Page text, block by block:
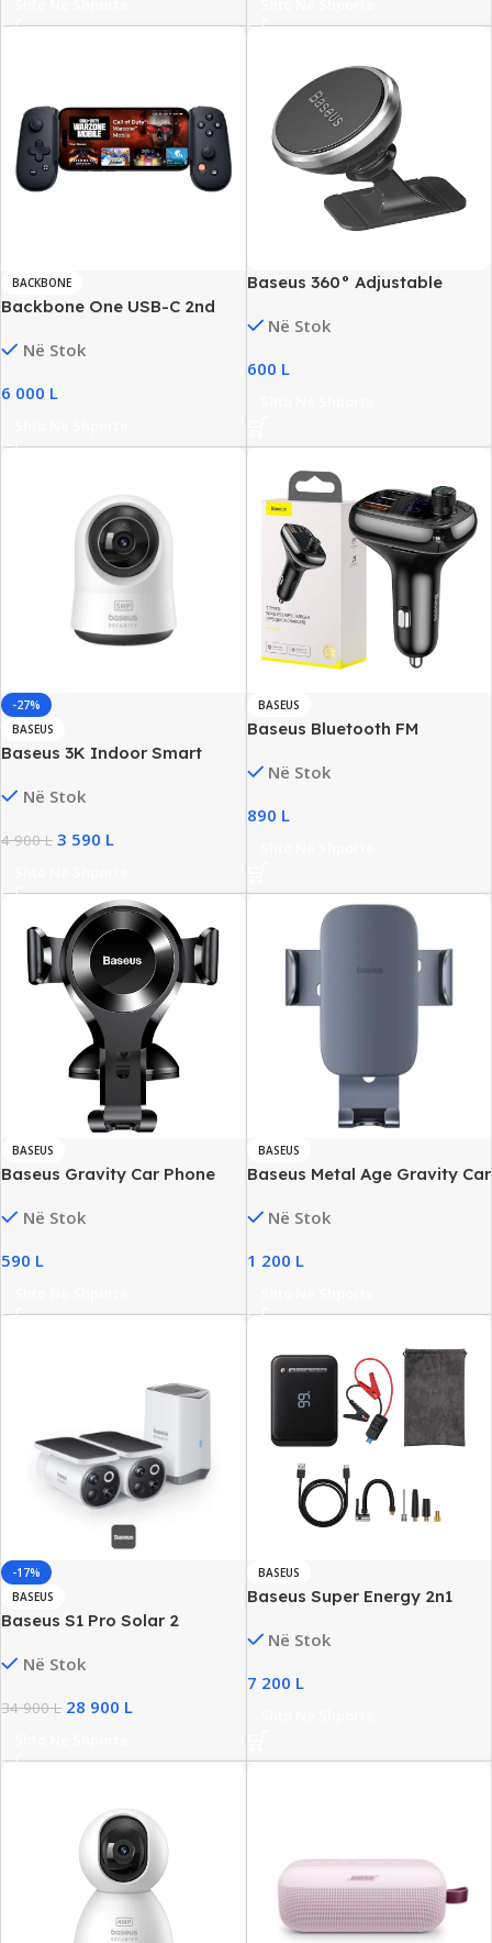
BACKBONE
Backbone One USB-C 2nd
Controller, New
Në Stok
6 000 L
Baseus 360° Adjustable
Në Stok
600 L
-27%
BASEUS
Baseus 3K Indoor Smart
Rotation, New
Në Stok
4 900L 3 590 L
BASEUS
Baseus Bluetooth FM
Charging
Në Stok
890 L
BASEUS
Baseus Gravity Car Phone
MountNë Stok
590 L
BASEUS
Baseus Metal Age Gravity Car
Në Stok
1 200 L
-17%
BASEUS
Baseus S1 Pro Solar 2
Kit, Solar Panel & Night
Në Stok
34 900L 28 900 L
BASEUS
Baseus Super Energy 2n1
8000mAh, New
Në Stok
7 200 L